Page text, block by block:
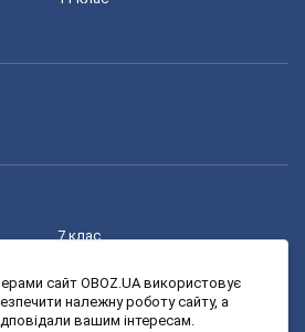
7 клас
9 клас
сайт OBOZ.UA використовує
належну роботу сайту, а
вашим інтересам.